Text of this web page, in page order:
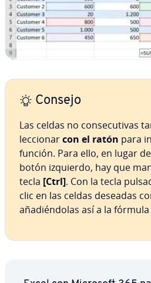
Consejo
Las celdas no co­n­se­cu­ti­vas
le­c­cio­narcon el ratón para
función. Para ello, en lugar
botón izquierdo, hay que
tecla [Ctrl]. Con la tecla
clic en las celdas deseadas
aña­dié­n­do­las así a la fórmula